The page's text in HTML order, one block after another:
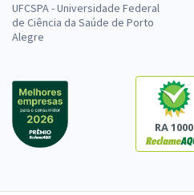
UFCSPA - Universidade Federal
de Ciência da Saúde de Porto
Alegre
RA 1000